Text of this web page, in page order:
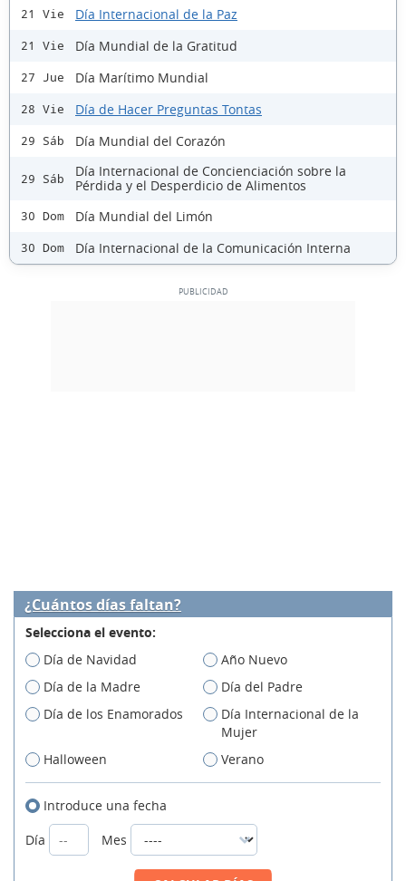
21 Vie Día Internacional de la Paz
21 Vie Día Mundial de la Gratitud
27 Jue Día Marítimo Mundial
28 Vie Día de Hacer Preguntas Tontas
29 Sáb Día Mundial del Corazón
29 Sáb
Día Internacional de Concienciación sobre la
Pérdida y el Desperdicio de Alimentos
30 Dom Día Mundial del Limón
30 Dom Día Internacional de la Comunicación Interna
¿Cuántos días faltan?
Selecciona el evento:
Día de Navidad
Año Nuevo
Día de la Madre
Día del Padre
Día de los Enamorados
Día Internacional de la
Mujer
Halloween
Verano
Introduce una fecha
Día
Mes